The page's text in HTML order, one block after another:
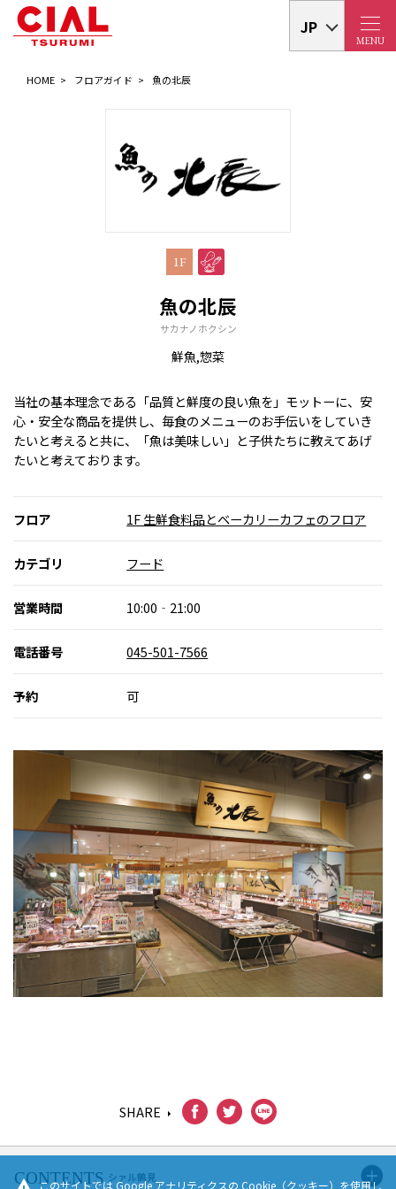
MENU
JP
HOME フロアガイド 魚の北辰
1F
魚の北辰
サカナノホクシン
鮮魚,惣菜
当社の基本理念である「品質と鮮度の良い魚を」モットーに、安
心・安全な商品を提供し、毎食のメニューのお手伝いをしていき
たいと考えると共に、「魚は美味しい」と子供たちに教えてあげ
たいと考えております。
フロア 1F 生鮮食料品とベーカリーカフェのフロア
カテゴリ フード
営業時間 10:00‐21:00
電話番号 045-501-7566
予約 可
SHARE
シァル鶴見
このサイトでは Google アナリティクスの Cookie（クッキー）を使用し